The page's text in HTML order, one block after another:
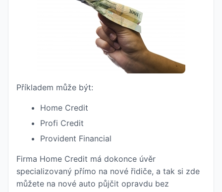
Příkladem může být:
Home Credit
Profi Credit
Provident Financial
Firma Home Credit má dokonce úvěr
specializovaný přímo na nové řidiče, a tak si zde
můžete na nové auto půjčit opravdu bez